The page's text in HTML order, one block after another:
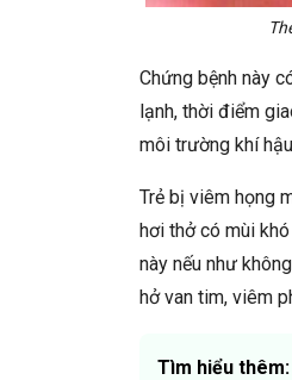
Chứng bệnh này
lạnh, thời điểm
môi trường khí
Trẻ bị viêm họng
hơi thở có mùi
này nếu như
hở van tim, viêm
Tìm hiểu thêm: